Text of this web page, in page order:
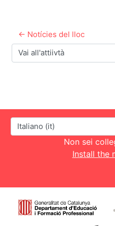
← Notícies del lloc
Vai all'attiivtà
Lingua
Non sei
Install the